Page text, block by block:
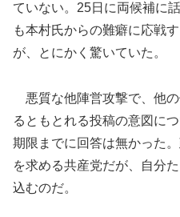
ていない。25日に両候補に
も本村氏からの難癖に応戦
が、とにかく驚いていた。
悪質な他陣営攻撃で、他
るともとれる投稿の意図に
期限までに回答は無かった
を求める共産党だが、自分
込むのだ。